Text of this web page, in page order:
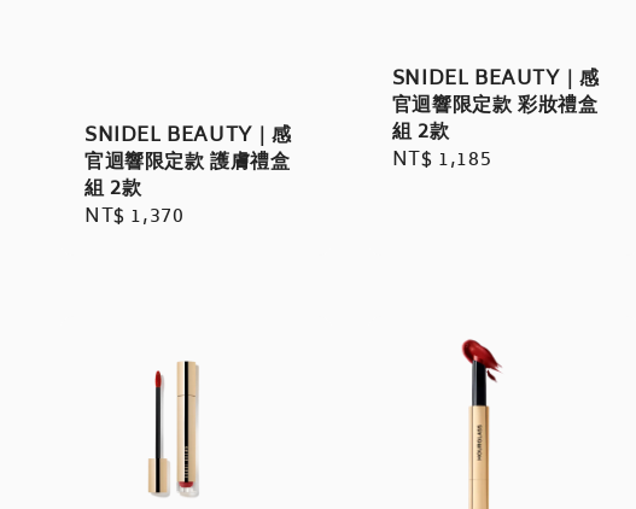
SNIDEL BEAUTY｜感
官迴響限定款 護膚禮盒
組 2款
Regular
NT$ 1,370
SNIDEL BEAUTY｜感
官迴響限定款 彩妝禮盒
組 2款
Regular
NT$ 1,185